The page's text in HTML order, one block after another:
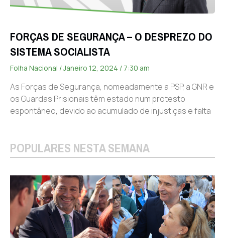
FORÇAS DE SEGURANÇA – O DESPREZO DO
SISTEMA SOCIALISTA
Folha Nacional Janeiro 12, 2024 7:30 am
As Forças de Segurança, nomeadamente a PSP, a GNR e
os Guardas Prisionais têm estado num protesto
espontâneo, devido ao acumulado de injustiças e falta
POPULARES NESTA SEMANA